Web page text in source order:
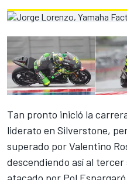
Tan pronto inició la
liderato en Silverstone,
superado por Valentino
descendiendo así al